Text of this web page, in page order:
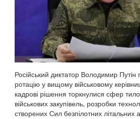
Російський диктатор Володимир Путін
ротацію у вищому військовому
кадрові рішення торкнулися сфер
військових закупівель, розробки
створених Сил безпілотних літальних